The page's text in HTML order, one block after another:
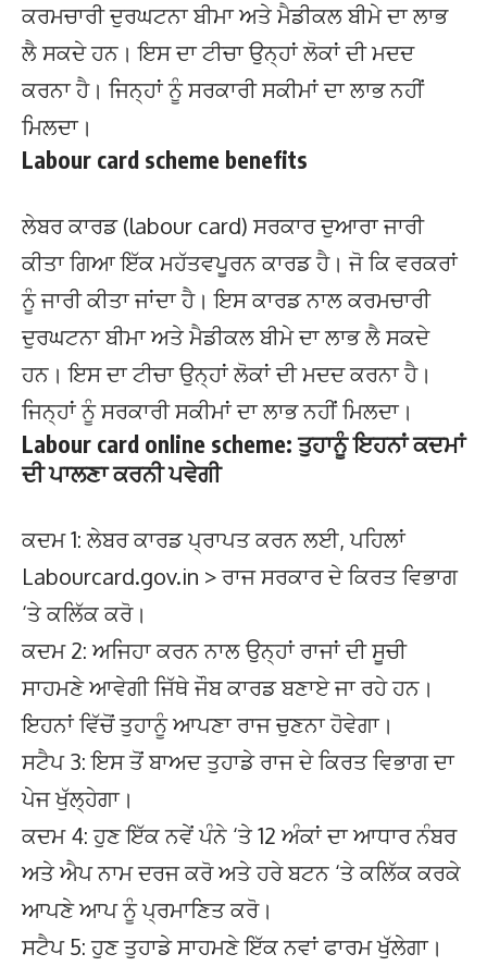
ਕਰਮਚਾਰੀ ਦੁਰਘਟਨਾ ਬੀਮਾ ਅਤੇ ਮੈਡੀਕਲ ਬੀਮੇ ਦਾ ਲਾਭ
ਲੈ ਸਕਦੇ ਹਨ। ਇਸ ਦਾ ਟੀਚਾ ਉਨ੍ਹਾਂ ਲੋਕਾਂ ਦੀ ਮਦਦ
ਕਰਨਾ ਹੈ। ਜਿਨ੍ਹਾਂ ਨੂੰ ਸਰਕਾਰੀ ਸਕੀਮਾਂ ਦਾ ਲਾਭ ਨਹੀਂ
ਮਿਲਦਾ।
Labour card scheme benefits
ਲੇਬਰ ਕਾਰਡ (labour card) ਸਰਕਾਰ ਦੁਆਰਾ ਜਾਰੀ
ਕੀਤਾ ਗਿਆ ਇੱਕ ਮਹੱਤਵਪੂਰਨ ਕਾਰਡ ਹੈ। ਜੋ ਕਿ ਵਰਕਰਾਂ
ਨੂੰ ਜਾਰੀ ਕੀਤਾ ਜਾਂਦਾ ਹੈ। ਇਸ ਕਾਰਡ ਨਾਲ ਕਰਮਚਾਰੀ
ਦੁਰਘਟਨਾ ਬੀਮਾ ਅਤੇ ਮੈਡੀਕਲ ਬੀਮੇ ਦਾ ਲਾਭ ਲੈ ਸਕਦੇ
ਹਨ। ਇਸ ਦਾ ਟੀਚਾ ਉਨ੍ਹਾਂ ਲੋਕਾਂ ਦੀ ਮਦਦ ਕਰਨਾ ਹੈ।
ਜਿਨ੍ਹਾਂ ਨੂੰ ਸਰਕਾਰੀ ਸਕੀਮਾਂ ਦਾ ਲਾਭ ਨਹੀਂ ਮਿਲਦਾ।
Labour card online scheme: ਤੁਹਾਨੂੰ ਇਹਨਾਂ ਕਦਮਾਂ
ਦੀ ਪਾਲਣਾ ਕਰਨੀ ਪਵੇਗੀ
ਕਦਮ 1: ਲੇਬਰ ਕਾਰਡ ਪ੍ਰਾਪਤ ਕਰਨ ਲਈ, ਪਹਿਲਾਂ
Labourcard.gov.in > ਰਾਜ ਸਰਕਾਰ ਦੇ ਕਿਰਤ ਵਿਭਾਗ
‘ਤੇ ਕਲਿੱਕ ਕਰੋ।
ਕਦਮ 2: ਅਜਿਹਾ ਕਰਨ ਨਾਲ ਉਨ੍ਹਾਂ ਰਾਜਾਂ ਦੀ ਸੂਚੀ
ਸਾਹਮਣੇ ਆਵੇਗੀ ਜਿੱਥੇ ਜੌਬ ਕਾਰਡ ਬਣਾਏ ਜਾ ਰਹੇ ਹਨ।
ਇਹਨਾਂ ਵਿੱਚੋਂ ਤੁਹਾਨੂੰ ਆਪਣਾ ਰਾਜ ਚੁਣਨਾ ਹੋਵੇਗਾ।
ਸਟੈਪ 3: ਇਸ ਤੋਂ ਬਾਅਦ ਤੁਹਾਡੇ ਰਾਜ ਦੇ ਕਿਰਤ ਵਿਭਾਗ ਦਾ
ਪੇਜ ਖੁੱਲ੍ਹੇਗਾ।
ਕਦਮ 4: ਹੁਣ ਇੱਕ ਨਵੇਂ ਪੰਨੇ ‘ਤੇ 12 ਅੰਕਾਂ ਦਾ ਆਧਾਰ ਨੰਬਰ
ਅਤੇ ਐਪ ਨਾਮ ਦਰਜ ਕਰੋ ਅਤੇ ਹਰੇ ਬਟਨ ‘ਤੇ ਕਲਿੱਕ ਕਰਕੇ
ਆਪਣੇ ਆਪ ਨੂੰ ਪ੍ਰਮਾਣਿਤ ਕਰੋ।
ਸਟੈਪ 5: ਹੁਣ ਤੁਹਾਡੇ ਸਾਹਮਣੇ ਇੱਕ ਨਵਾਂ ਫਾਰਮ ਖੁੱਲੇਗਾ।